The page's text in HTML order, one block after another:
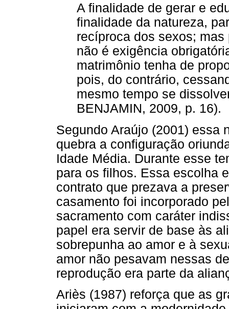
A finalidade de gerar e
finalidade da natureza,
recíproca dos sexos;
não é exigência
matrimônio tenha de
pois, do contrário,
mesmo tempo se
BENJAMIN, 2009, p. 16).
Segundo Araújo (2001) essa
quebra a configuração
Idade Média. Durante esse
para os filhos. Essa escolha
contrato que prezava a
casamento foi incorporado
sacramento com caráter
papel era servir de base às
sobrepunha ao amor e à
amor não pesavam nessas
reprodução era parte da
Ariès (1987) reforça que as